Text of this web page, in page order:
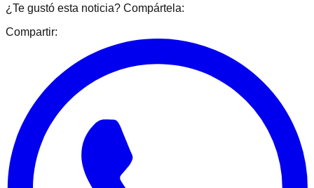
¿Te gustó esta noticia? Compártela:
Compartir: